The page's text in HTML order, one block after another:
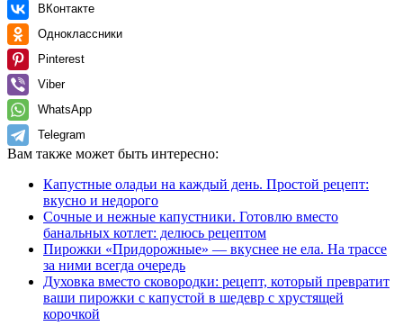
ВКонтакте
Одноклассники
Pinterest
Viber
WhatsApp
Telegram
Вам также может быть интересно:
Капустные оладьи на каждый день. Простой рецепт:
вкусно и недорого
Сочные и нежные капустники. Готовлю вместо
банальных котлет: делюсь рецептом
Пирожки «Придорожные» — вкуснее не ела. На трассе
за ними всегда очередь
Духовка вместо сковородки: рецепт, который превратит
ваши пирожки с капустой в шедевр с хрустящей
корочкой